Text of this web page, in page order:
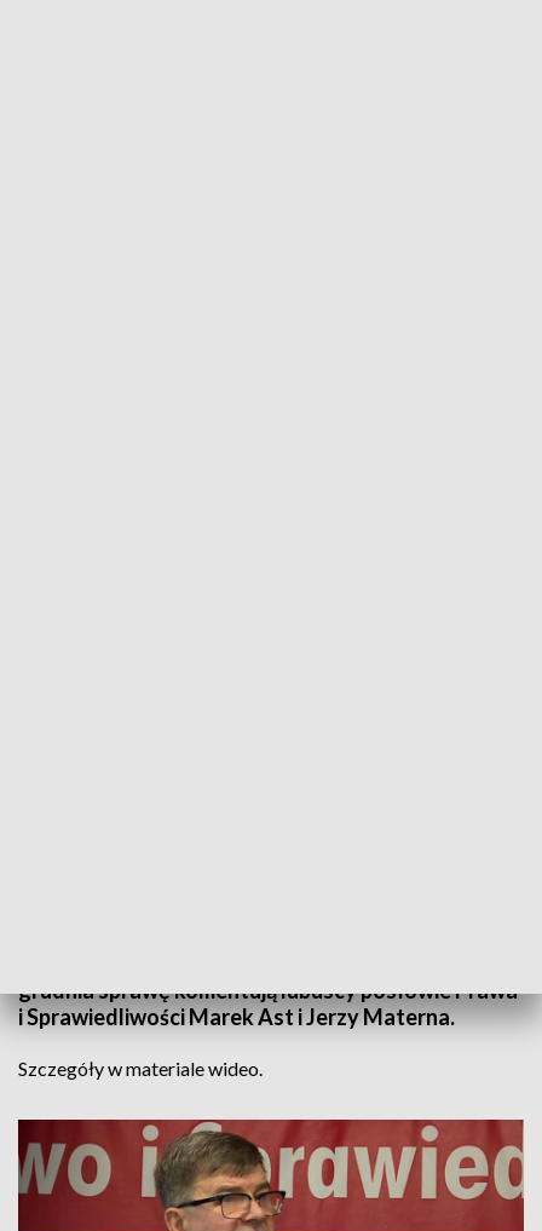
grudnia sprawę komentują lubuscy posłowie Prawa
i Sprawiedliwości Marek Ast i Jerzy Materna.
Szczegóły w materiale wideo.